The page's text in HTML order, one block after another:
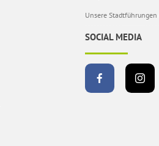
Unsere
SOCIAL MEDIA